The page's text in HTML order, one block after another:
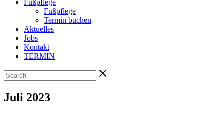
Fußpflege
Fußpflege
Termin buchen
Aktuelles
Jobs
Kontakt
TERMIN
Juli 2023